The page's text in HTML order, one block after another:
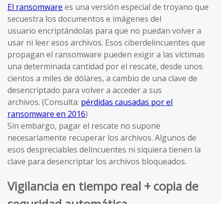
El ransomware es una versión especial de troyano que
secuestra los documentos e imágenes del
usuario encriptándolas para que no puedan volver a
usar ni leer esos archivos. Esos ciberdelincuentes que
propagan el ransomware pueden exigir a las víctimas
una determinada cantidad por el rescate, desde unos
cientos a miles de dólares, a cambio de una clave de
desencriptado para volver a acceder a sus
archivos. (Consulta: pérdidas causadas por el
ransomware en 2016)
Sin embargo, pagar el rescate no supone
necesariamente recuperar los archivos. Algunos de
esos despreciables delincuentes ni siquiera tienen la
clave para desencriptar los archivos bloqueados.
Vigilancia en tiempo real + copia de